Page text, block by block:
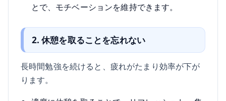
とで、モチベーションを維持できます。
2. 休憩を取ることを忘れない
長時間勉強を続けると、疲れがたまり効率が下が
ります。